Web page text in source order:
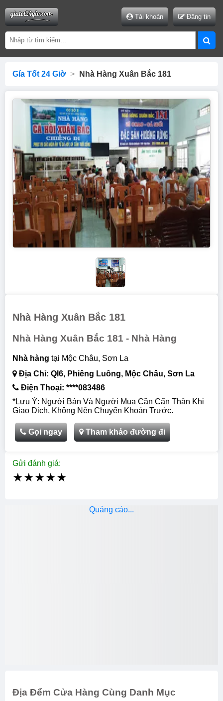
Tài khoản Đăng tin
Gía Tốt 24 Giờ > Nhà Hàng Xuân Bắc 181
Nhà Hàng Xuân Bắc 181
Nhà Hàng Xuân Bắc 181 - Nhà Hàng
nhà hàng tại Mộc Châu, Sơn La
Địa Chỉ: Ql6, Phiêng Luông, Mộc Châu, Sơn La
Điện Thoại: ****083486
*Lưu Ý: Người Bán Và Người Mua Cần Cẩn Thận Khi
Giao Dịch, Không Nên Chuyển Khoản Trước.
Gọi ngay Tham khảo đường đi
Gửi đánh giá:
★★★★★
Địa Đểm Cửa Hàng Cùng Danh Mục